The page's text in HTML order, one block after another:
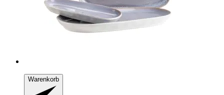
Warenkorb